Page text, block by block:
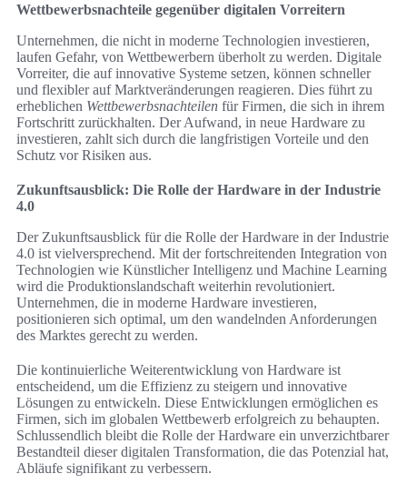
Wettbewerbsnachteile gegenüber digitalen Vorreitern
Unternehmen, die nicht in moderne Technologien investieren,
laufen Gefahr, von Wettbewerbern überholt zu werden. Digitale
Vorreiter, die auf innovative Systeme setzen, können schneller
und flexibler auf Marktveränderungen reagieren. Dies führt zu
erheblichen Wettbewerbsnachteilen für Firmen, die sich in ihrem
Fortschritt zurückhalten. Der Aufwand, in neue Hardware zu
investieren, zahlt sich durch die langfristigen Vorteile und den
Schutz vor Risiken aus.
Zukunftsausblick: Die Rolle der Hardware in der Industrie
4.0
Der Zukunftsausblick für die Rolle der Hardware in der Industrie
4.0 ist vielversprechend. Mit der fortschreitenden Integration von
Technologien wie Künstlicher Intelligenz und Machine Learning
wird die Produktionslandschaft weiterhin revolutioniert.
Unternehmen, die in moderne Hardware investieren,
positionieren sich optimal, um den wandelnden Anforderungen
des Marktes gerecht zu werden.
Die kontinuierliche Weiterentwicklung von Hardware ist
entscheidend, um die Effizienz zu steigern und innovative
Lösungen zu entwickeln. Diese Entwicklungen ermöglichen es
Firmen, sich im globalen Wettbewerb erfolgreich zu behaupten.
Schlussendlich bleibt die Rolle der Hardware ein unverzichtbarer
Bestandteil dieser digitalen Transformation, die das Potenzial hat,
Abläufe signifikant zu verbessern.